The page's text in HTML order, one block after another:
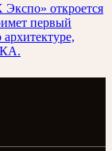
откроется
первый